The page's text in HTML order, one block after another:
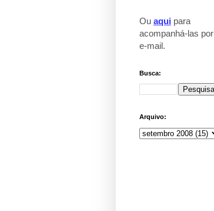
Ou aqui para
acompanhá-las por
e-mail.
Busca:
Arquivo: